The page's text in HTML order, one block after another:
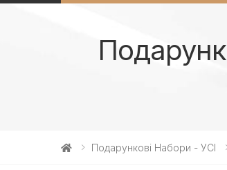
Подарункові Набори - УСІ